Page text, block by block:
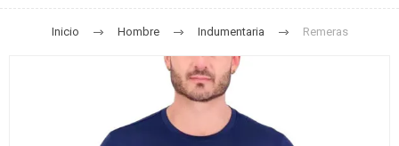
Inicio Hombre Indumentaria Remeras